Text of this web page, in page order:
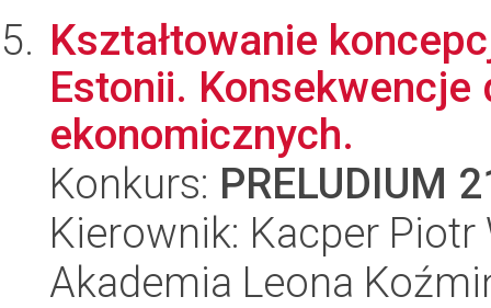
Kształtowanie
Estonii.
ekonomicznych.
Konkurs: PRELUDIUM
Kierownik: Kacper Piotr
Akademia Leona